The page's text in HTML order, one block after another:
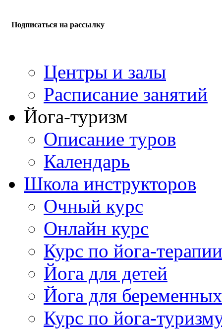
Подписаться на рассылку
Центры и залы
Расписание занятий
Йога-туризм
Описание туров
Календарь
Школа инструкторов
Очный курс
Онлайн курс
Курс по йога-терапии
Йога для детей
Йога для беременных
Курс по йога-